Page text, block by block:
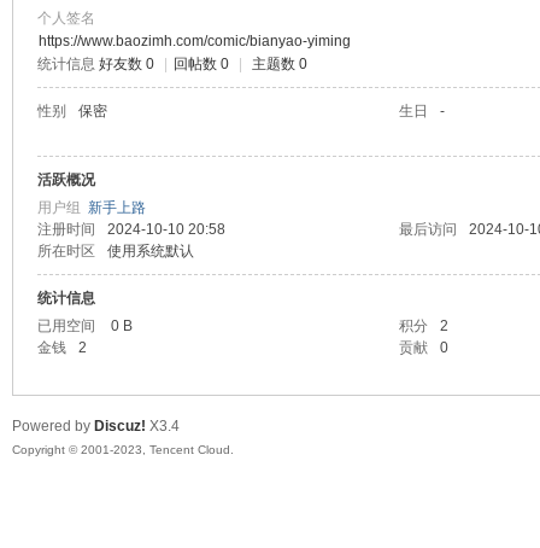
个人签名
https://www.baozimh.com/comic/bianyao-yiming
统计信息 好友数 0 回帖数 0 主题数 0
性别 保密 生日 -
活跃概况
用户组 新手上路
注册时间
2024-10-10 20:58 最后访问
2024-10-
所在时区
使用系统默认
统计信息
已用空间
0 B 积分
2
金钱
2 贡献 0
Powered by Discuz! X3.4
Copyright © 2001-2023, Tencent Cloud.